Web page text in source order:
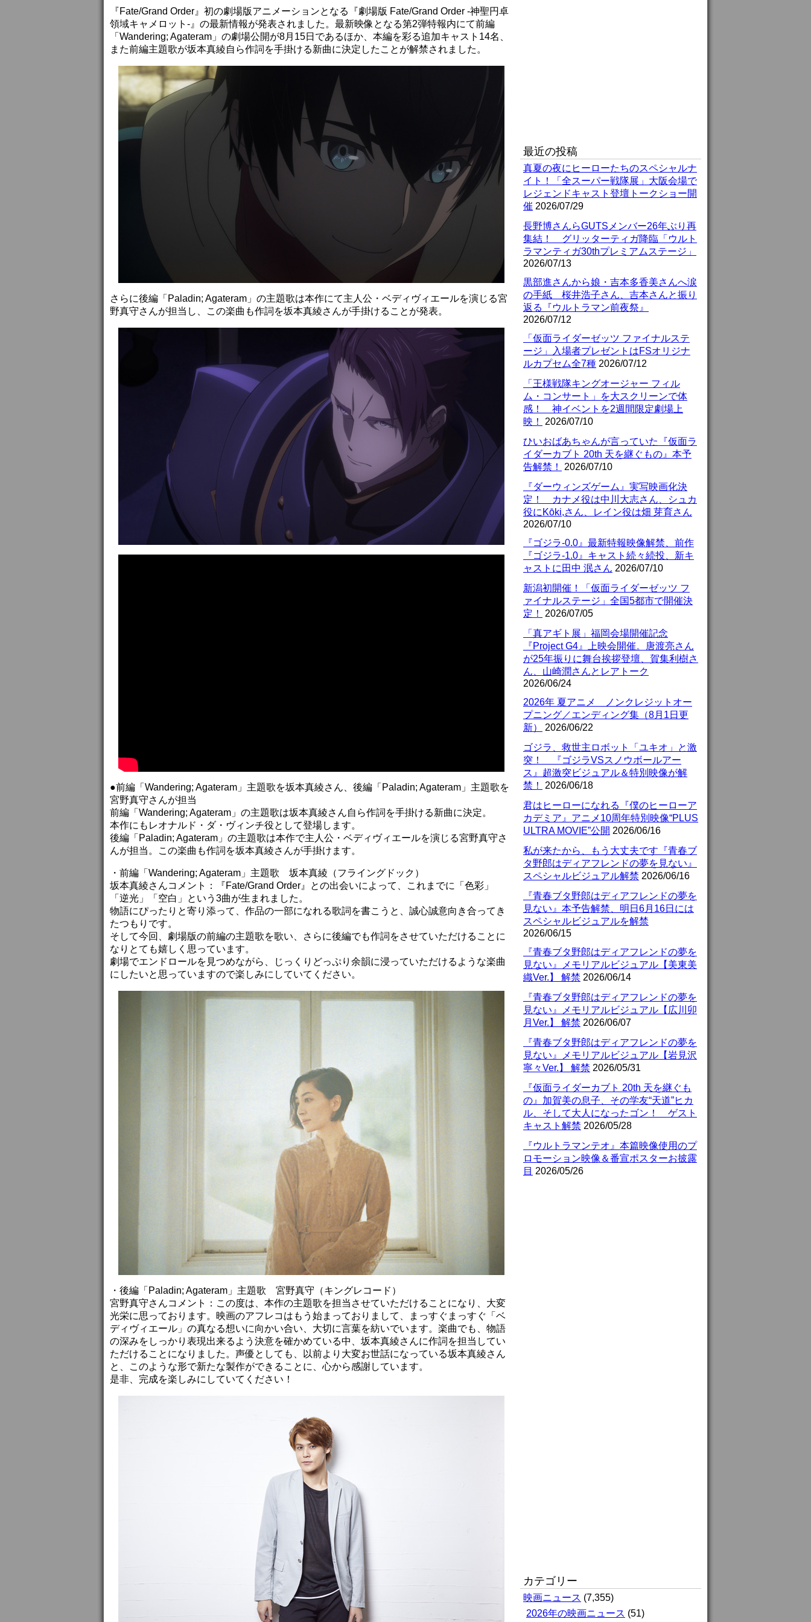
『Fate/Grand Order』初の劇場版アニメーションとなる『劇場版 Fate/Grand Order -神聖円卓
領域キャメロット-』の最新情報が発表されました。最新映像となる第2弾特報内にて前編
「Wandering; Agateram」の劇場公開が8月15日であるほか、本編を彩る追加キャスト14名、
また前編主題歌が坂本真綾自ら作詞を手掛ける新曲に決定したことが解禁されました。
さらに後編「Paladin; Agateram」の主題歌は本作にて主人公・ベディヴィエールを演じる宮
野真守さんが担当し、この楽曲も作詞を坂本真綾さんが手掛けることが発表。
●前編「Wandering; Agateram」主題歌を坂本真綾さん、後編「Paladin; Agateram」主題歌を
宮野真守さんが担当
前編「Wandering; Agateram」の主題歌は坂本真綾さん自ら作詞を手掛ける新曲に決定。
本作にもレオナルド・ダ・ヴィンチ役として登場します。
後編「Paladin; Agateram」の主題歌は本作で主人公・ベディヴィエールを演じる宮野真守さ
んが担当。この楽曲も作詞を坂本真綾さんが手掛けます。
・前編「Wandering; Agateram」主題歌 坂本真綾（フライングドック）
坂本真綾さんコメント：『Fate/Grand Order』との出会いによって、これまでに「色彩」
「逆光」「空白」という3曲が生まれました。
物語にぴったりと寄り添って、作品の一部になれる歌詞を書こうと、誠心誠意向き合ってき
たつもりです。
そして今回、劇場版の前編の主題歌を歌い、さらに後編でも作詞をさせていただけることに
なりとても嬉しく思っています。
劇場でエンドロールを見つめながら、じっくりどっぷり余韻に浸っていただけるような楽曲
にしたいと思っていますので楽しみにしていてください。
・後編「Paladin; Agateram」主題歌 宮野真守（キングレコード）
宮野真守さんコメント：この度は、本作の主題歌を担当させていただけることになり、大変
光栄に思っております。映画のアフレコはもう始まっておりまして、まっすぐまっすぐ「ベ
ディヴィエール」の真なる想いに向かい合い、大切に言葉を紡いでいます。楽曲でも、物語
の深みをしっかり表現出来るよう決意を確かめている中、坂本真綾さんに作詞を担当してい
ただけることになりました。声優としても、以前より大変お世話になっている坂本真綾さん
と、このような形で新たな製作ができることに、心から感謝しています。
是非、完成を楽しみにしていてください！
最近の投稿
真夏の夜にヒーローたちのスペシャルナ
イト！「全スーパー戦隊展」大阪会場で
レジェンドキャスト登壇トークショー開
催 2026/07/29
長野博さんらGUTSメンバー26年ぶり再
集結！ グリッターティガ降臨「ウルト
ラマンティガ30thプレミアムステージ」
2026/07/13
黒部進さんから娘・吉本多香美さんへ涙
の手紙 桜井浩子さん、吉本さんと振り
返る『ウルトラマン前夜祭』
2026/07/12
「仮面ライダーゼッツ ファイナルステ
ージ」入場者プレゼントはFSオリジナ
ルカプセム全7種 2026/07/12
「王様戦隊キングオージャー フィル
ム・コンサート」を大スクリーンで体
感！ 神イベントを2週間限定劇場上
映！
2026/07/10
ひいおばあちゃんが言っていた『仮面ラ
イダーカブト 20th 天を継ぐもの』本予
告解禁！
2026/07/10
『ダーウィンズゲーム』実写映画化決
定！ カナメ役は中川大志さん、シュカ
役にKōki,さん、レイン役は畑 芽育さん
2026/07/10
『ゴジラ-0.0』最新特報映像解禁、前作
『ゴジラ-1.0』キャスト続々続投、新キ
ャストに田中 泯さん 2026/07/10
新潟初開催！「仮面ライダーゼッツ フ
ァイナルステージ」全国5都市で開催決
定！
2026/07/05
「真アギト展」福岡会場開催記念
『Project G4』上映会開催。唐渡亮さん
が25年振りに舞台挨拶登壇、賀集利樹さ
ん、山崎潤さんとレアトーク
2026/06/24
2026年 夏アニメ ノンクレジットオー
プニング／エンディング集（8月1日更
新）
2026/06/22
ゴジラ、救世主ロボット「ユキオ」と激
突！ 『ゴジラVSスノウボールアー
ス』超激突ビジュアル＆特別映像が解
禁！
2026/06/18
君はヒーローになれる『僕のヒーローア
カデミア』アニメ10周年特別映像“PLUS
ULTRA MOVIE”公開 2026/06/16
私が来たから、もう大丈夫です『青春ブ
タ野郎はディアフレンドの夢を見ない』
スペシャルビジュアル解禁 2026/06/16
『青春ブタ野郎はディアフレンドの夢を
見ない』本予告解禁、明日6月16日には
スペシャルビジュアルを解禁
2026/06/15
『青春ブタ野郎はディアフレンドの夢を
見ない』メモリアルビジュアル【美東美
織Ver.】 解禁 2026/06/14
『青春ブタ野郎はディアフレンドの夢を
見ない』メモリアルビジュアル【広川卯
月Ver.】 解禁 2026/06/07
『青春ブタ野郎はディアフレンドの夢を
見ない』メモリアルビジュアル【岩見沢
寧々Ver.】 解禁 2026/05/31
『仮面ライダーカブト 20th 天を継ぐも
の』加賀美の息子、その学友“天道”ヒカ
ル、そして大人になったゴン！ ゲスト
キャスト解禁 2026/05/28
『ウルトラマンテオ』本篇映像使用のプ
ロモーション映像＆番宣ポスターお披露
目 2026/05/26
カテゴリー
映画ニュース (7,355)
2026年の映画ニュース (51)